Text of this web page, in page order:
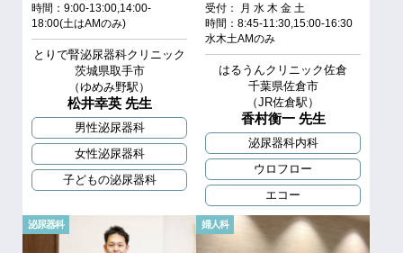
時間：9:00-13:00,14:00-
18:00(土はAMのみ)
とりで腎泌尿器科クリニック
茨城県取手市
（ゆめみ野駅）
松井幸英 先生
男性泌尿器科
女性泌尿器科
子どもの泌尿器科
受付： 月 水 木 金 土
時間：8:45-11:30,15:00-16:30
水木土AMのみ
はるうんクリニック佐倉
千葉県佐倉市
（JR佐倉駅）
香村衡一 先生
泌尿器科内科
ウロフロー
エコー
泌尿器科 婦人科